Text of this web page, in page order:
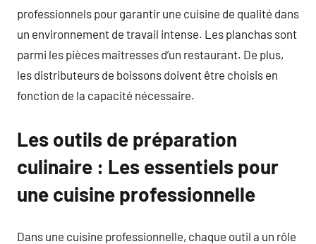
professionnels pour garantir une cuisine de qualité dans
un environnement de travail intense. Les planchas sont
parmi les pièces maîtresses d’un restaurant. De plus,
les distributeurs de boissons doivent être choisis en
fonction de la capacité nécessaire.
Les outils de préparation
culinaire : Les essentiels pour
une cuisine professionnelle
Dans une cuisine professionnelle, chaque outil a un rôle